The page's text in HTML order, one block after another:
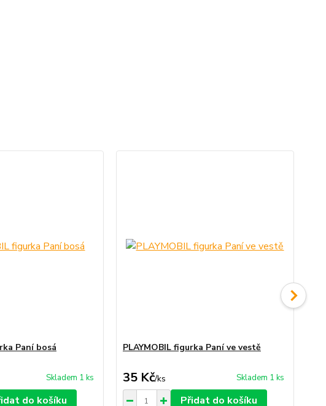
Paní bosá
Skladem 1 ks
do košíku
PLAYMOBIL figurka Paní ve vestě
35 Kč/ks Skladem 1 ks
Přidat do košíku